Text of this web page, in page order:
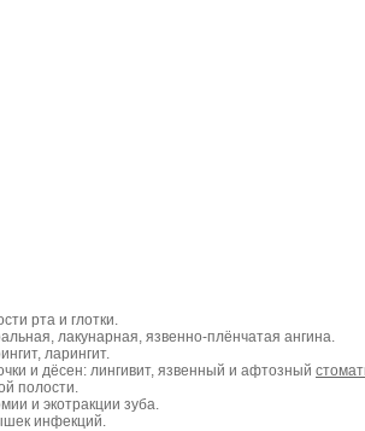
рта и глотки.
лакунарная, язвенно-плёнчатая ангина.
ларингит.
и дёсен: лингивит, язвенный и афтозный
полости.
и экотракции зуба.
инфекций.